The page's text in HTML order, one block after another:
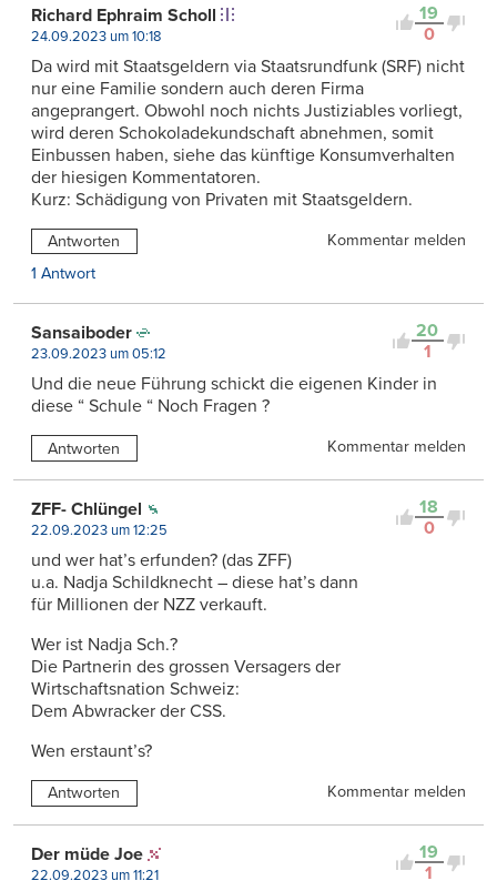
19
0
Richard Ephraim Scholl
24.09.2023 um 10:18
Da wird mit Staatsgeldern via Staatsrundfunk (SRF) nicht
nur eine Familie sondern auch deren Firma
angeprangert. Obwohl noch nichts Justiziables vorliegt,
wird deren Schokoladekundschaft abnehmen, somit
Einbussen haben, siehe das künftige Konsumverhalten
der hiesigen Kommentatoren.
Kurz: Schädigung von Privaten mit Staatsgeldern.
Antworten
Kommentar melden
1 Antwort
20
1
Sansaiboder
23.09.2023 um 05:12
Und die neue Führung schickt die eigenen Kinder in
diese “ Schule “ Noch Fragen ?
Antworten Kommentar melden
18
0
ZFF- Chlüngel
22.09.2023 um 12:25
und wer hat’s erfunden? (das ZFF)
u.a. Nadja Schildknecht – diese hat’s dann
für Millionen der NZZ verkauft.
Wer ist Nadja Sch.?
Die Partnerin des grossen Versagers der
Wirtschaftsnation Schweiz:
Dem Abwracker der CSS.
Wen erstaunt’s?
Antworten Kommentar melden
19
1
Der müde Joe
22.09.2023 um 11:21